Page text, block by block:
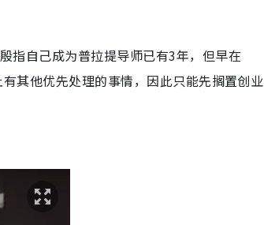
指自己成为普拉提导师已有3年，但早在
其他优先处理的事情，因此只能先搁置创业